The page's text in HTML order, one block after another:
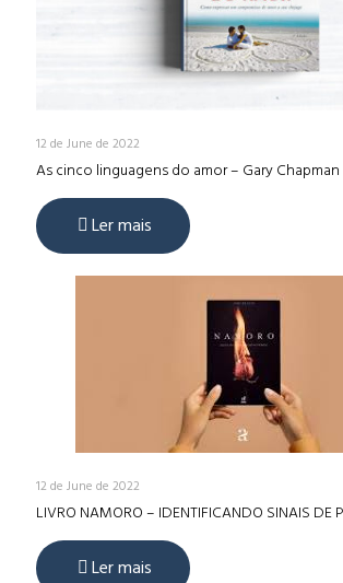
12 de June de 2022
As cinco linguagens do amor – Gary Chapman
Ler mais
12 de June de 2022
LIVRO NAMORO – IDENTIFICANDO SINAIS DE
Ler mais